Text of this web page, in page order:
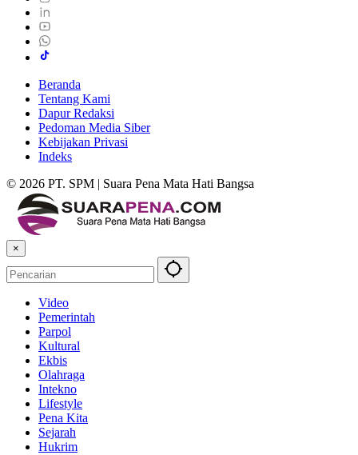
Beranda
Tentang Kami
Dapur Redaksi
Pedoman Media Siber
Kebijakan Privasi
Indeks
© 2026 PT. SPM | Suara Pena Mata Hati Bangsa
×
Video
Pemerintah
Parpol
Kultural
Ekbis
Olahraga
Intekno
Lifestyle
Pena Kita
Sejarah
Hukrim